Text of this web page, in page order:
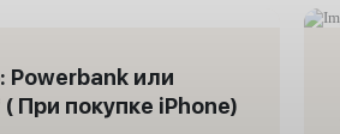
Powerbank или
При покупке iPhone)